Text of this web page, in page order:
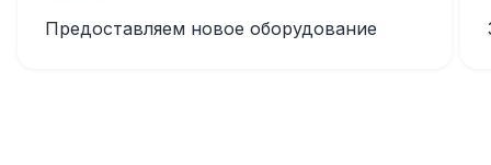
Предоставляем новое оборудование